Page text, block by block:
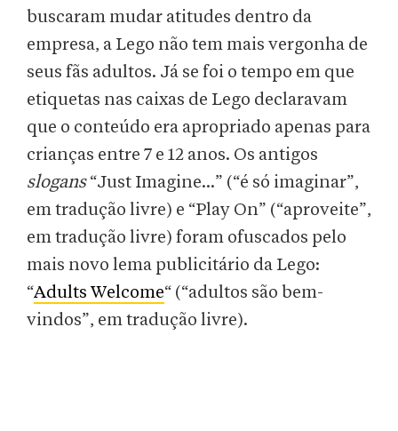
buscaram mudar atitudes dentro da
empresa, a Lego não tem mais vergonha de
seus fãs adultos. Já se foi o tempo em que
etiquetas nas caixas de Lego declaravam
que o conteúdo era apropriado apenas para
crianças entre 7 e 12 anos. Os antigos
slogans“Just Imagine...” (“é só imaginar”,
em tradução livre) e “Play On” (“aproveite”,
em tradução livre) foram ofuscados pelo
mais novo lema publicitário da Lego:
“Adults Welcome“ (“adultos são bem-
vindos”, em tradução livre).